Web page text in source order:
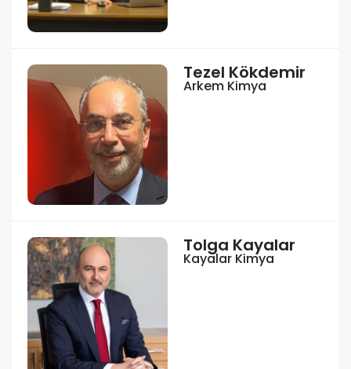
Tezel Kökdemir
Arkem Kimya
Tolga Kayalar
Kayalar Kimya